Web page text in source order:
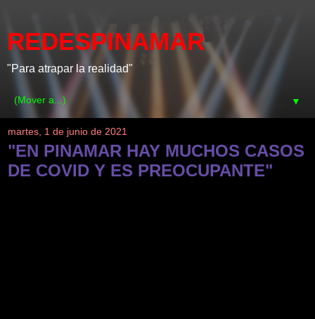
REDESPINAMAR
"Para atrapar la realidad"
▼
martes, 1 de junio de 2021
"EN PINAMAR HAY MUCHOS CASOS
DE COVID Y ES PREOCUPANTE"